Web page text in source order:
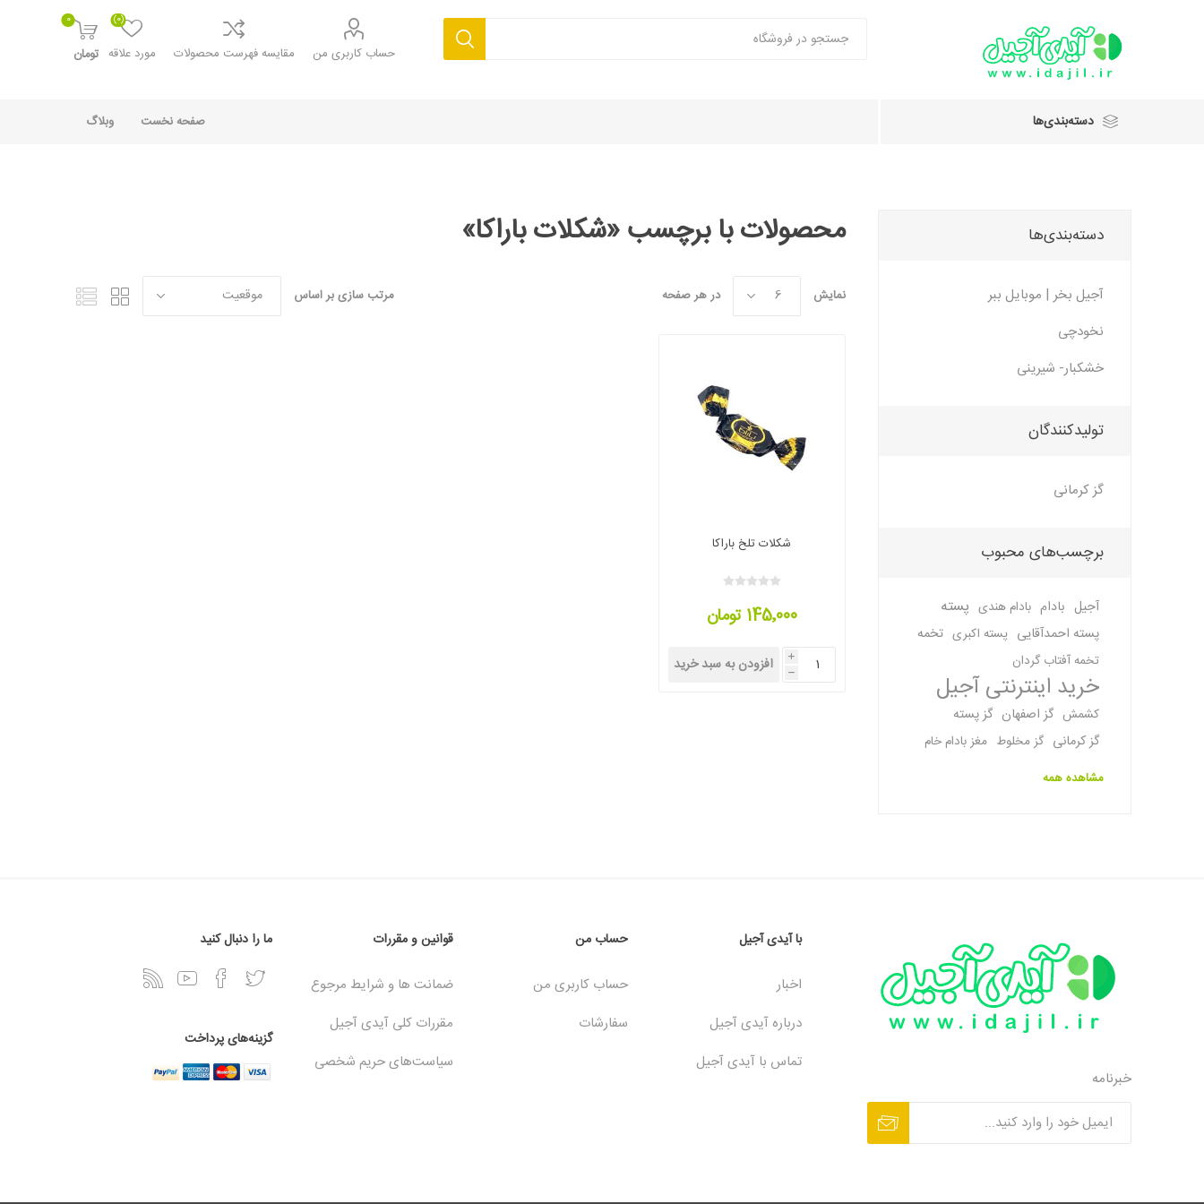
حساب کاربری من مقایسه فهرست محصولات مورد علاقه
(0)
0
تومان
دسته‌بندی‌ها صفحه نخست وبلاگ
محصولات با برچسب ‌«شکلات باراکا‌»
مرتب‌ سازی بر اساس نمایش در هر صفحه
شکلات تلخ باراکا
145٬000 تومان
i
h افزودن به سبد خرید
دسته‌بندی‌ها
آجیل بخر | موبایل ببر
نخودچی
خشکبار- شیرینی
تولیدکنندگان
گز کرمانی
برچسب‌های محبوب
آجیل بادام بادام هندی پسته
پسته احمدآقایی پسته اکبری تخمه
تخمه آفتاب گردان
خرید اینترنتی آجیل
کشمش گز اصفهان گز پسته
گز کرمانی گز مخلوط مغز بادام خام
مشاهده همه
خبرنامه
با آیدی آجیل
اخبار
درباره آیدی آجیل
تماس با آیدی آجیل
حساب من
حساب کاربری من
سفارشات
قوانین و مقررات
ضمانت ها و شرایط مرجوع
مقررات کلی آیدی آجیل
سیاست‏‌های حریم شخصی
ما را دنبال کنید
گزینه‌های پرداخت